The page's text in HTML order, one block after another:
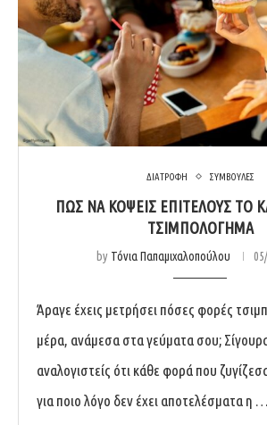
ΔΙΑΤΡΟΦΗ ΣΥΜΒΟΥΛΕΣ
ΠΩΣ ΝΑ ΚΟΨΕΙΣ ΕΠΙΤΕΛΟΥΣ ΤΟ
ΤΣΙΜΠΟΛΟΓΗΜΑ
by Τόνια Παπαμιχαλοπούλου
Άραγε έχεις μετρήσει πόσες φορές
μέρα, ανάμεσα στα γεύματα σου;
αναλογιστείς ότι κάθε φορά που
για ποιο λόγο δεν έχει αποτελέσματα η …